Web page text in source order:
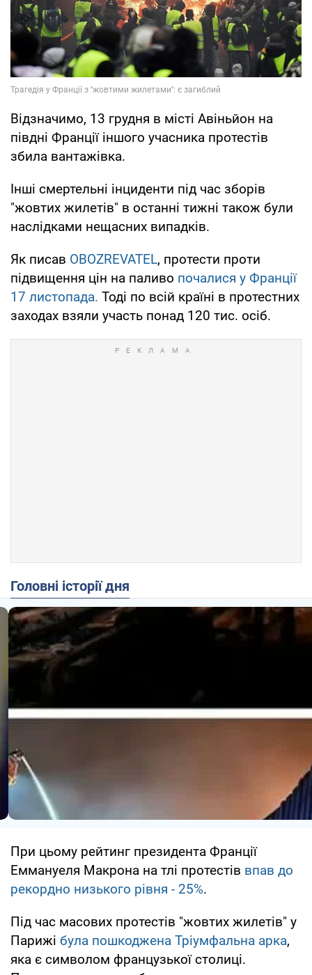
Відзначимо, 13 грудня в місті Авіньйон на
півдні Франції іншого учасника протестів
збила вантажівка.
Інші смертельні інциденти під час зборів
"жовтих жилетів" в останні тижні також були
наслідками нещасних випадків.
Як писав OBOZREVATEL, протести проти
підвищення цін на паливо почалися у Франції
17 листопада. Тоді по всій країні в протестних
заходах взяли участь понад 120 тис. осіб.
Головні історії дня
При цьому рейтинг президента Франції
Еммануеля Макрона на тлі протестів впав до
рекордно низького рівня - 25%.
Під час масових протестів "жовтих жилетів" у
Парижі була пошкоджена Тріумфальна арка,
яка є символом французької столиці.